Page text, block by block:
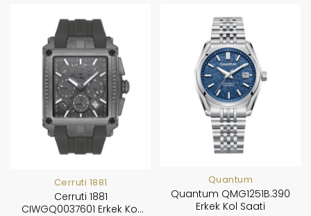
Cerruti 1881
Cerruti 1881
CIWGQ0037601 Erkek Kol
Quantum
Quantum QMG1251B.390
Erkek Kol Saati